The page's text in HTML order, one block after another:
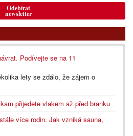
Odebírat
newsletter
Podívejte se na 11
lety se zdálo, že zájem o
přijedete vlakem až před branku
více rodin. Jak vzniká sauna,